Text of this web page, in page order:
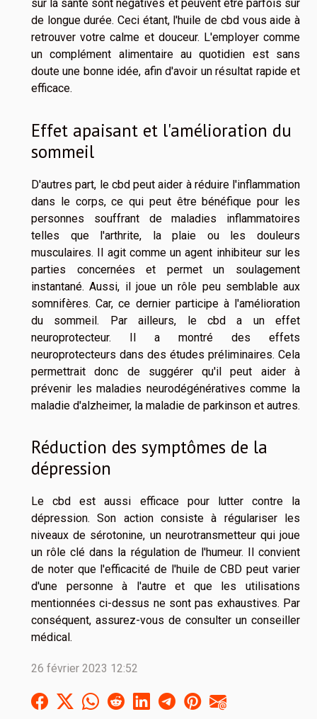
sur la santé sont négatives et peuvent être parfois sur
de longue durée. Ceci étant, l'huile de cbd vous aide à
retrouver votre calme et douceur. L'employer comme
un complément alimentaire au quotidien est sans
doute une bonne idée, afin d'avoir un résultat rapide et
efficace.
Effet apaisant et l'amélioration du
sommeil
D'autres part, le cbd peut aider à réduire l'inflammation
dans le corps, ce qui peut être bénéfique pour les
personnes souffrant de maladies inflammatoires
telles que l'arthrite, la plaie ou les douleurs
musculaires. Il agit comme un agent inhibiteur sur les
parties concernées et permet un soulagement
instantané. Aussi, il joue un rôle peu semblable aux
somnifères. Car, ce dernier participe à l'amélioration
du sommeil. Par ailleurs, le cbd a un effet
neuroprotecteur. Il a montré des effets
neuroprotecteurs dans des études préliminaires. Cela
permettrait donc de suggérer qu'il peut aider à
prévenir les maladies neurodégénératives comme la
maladie d'alzheimer, la maladie de parkinson et autres.
Réduction des symptômes de la
dépression
Le cbd est aussi efficace pour lutter contre la
dépression. Son action consiste à régulariser les
niveaux de sérotonine, un neurotransmetteur qui joue
un rôle clé dans la régulation de l'humeur. Il convient
de noter que l'efficacité de l'huile de CBD peut varier
d'une personne à l'autre et que les utilisations
mentionnées ci-dessus ne sont pas exhaustives. Par
conséquent, assurez-vous de consulter un conseiller
médical.
26 février 2023 12:52